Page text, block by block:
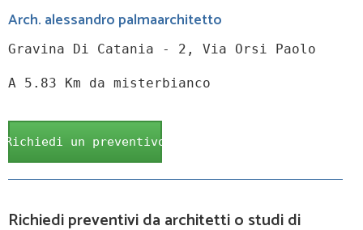
Arch. alessandro palmaarchitetto
Gravina Di Catania - 2, Via Orsi Paolo
A 5.83 Km da misterbianco
Richiedi un preventivo
Richiedi preventivi da architetti o studi di